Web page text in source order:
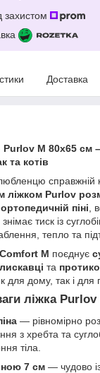
захистом
Доставка
M 80x65 см
та котів
справжній
ліжком Purlov
ортопедичній піні ,
тиск із
тепло та
M поєднує
та
для дому, так і для
ліжка Purlov
— рівномірно
з хребта та
тіла.
7 см — чудово